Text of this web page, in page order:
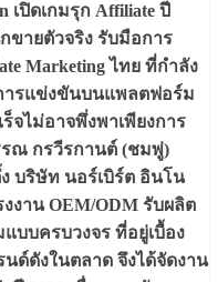
เปิดเกมรุก Affiliate ปี
ขายตัวจริง รับมือการ
Marketing ไทย ที่กำลัง
ารแข่งขันบนแพลตฟอร์ม
จไม่อาจพึ่งพาเพียงการ
ณ กรวีรกานต์ (ชมพู่)
บริษัท นอร์เบิร์ต อินโน
งงาน OEM/ODM รับผลิต
บบครบวงจร ที่อยู่เบื้อง
ด์ดังในตลาด จึงได้จัดงาน